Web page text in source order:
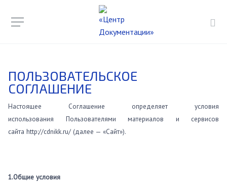
ПОЛЬЗОВАТЕЛЬСКОЕ
СОГЛАШЕНИЕ
Настоящее Соглашение определяет условия
использования Пользователями материалов и сервисов
сайта http://cdnikk.ru/ (далее — «Сайт»).
1.Общие условия